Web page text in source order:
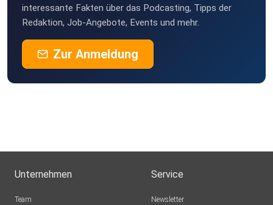
interessante Fakten über das Podcasting, Tipps der
Redaktion, Job-Angebote, Events und mehr.
Zur Anmeldung
Unternehmen
Team
Service
Newsletter